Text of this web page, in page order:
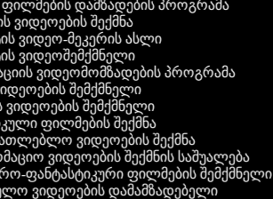
ფილმების დამზადების პროგრამა
ვიდეოების შექმნა
ვიდეო-მეკერის ასლი
ვიდეოშემქმნელი
ვიდეომომზადების პროგრამა
შემქმნელი
ვიდეოების შემქმნელი
ფილმების შექმნა
ვიდეოების შექმნა
ვიდეოების შექმნის საშუალება
ფანტასტიკური ფილმების შემქმნელი
ვიდეოების დამამზადებელი